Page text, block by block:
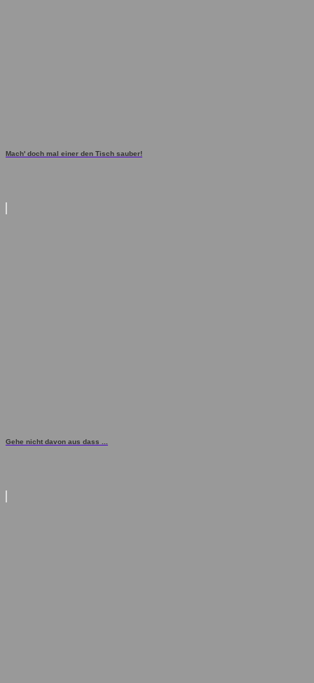
Mach' doch mal einer den Tisch sauber!
Gehe nicht davon aus dass ...